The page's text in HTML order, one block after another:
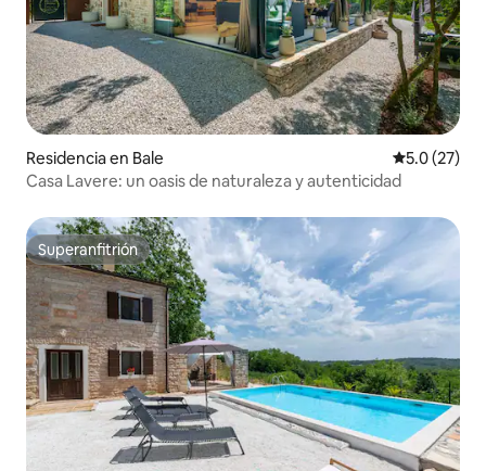
Residencia en Bale Calificación
5.0 (27)
Casa Lavere: un oasis de naturaleza y autenticidad
Superanfitrión
Superanfitrión